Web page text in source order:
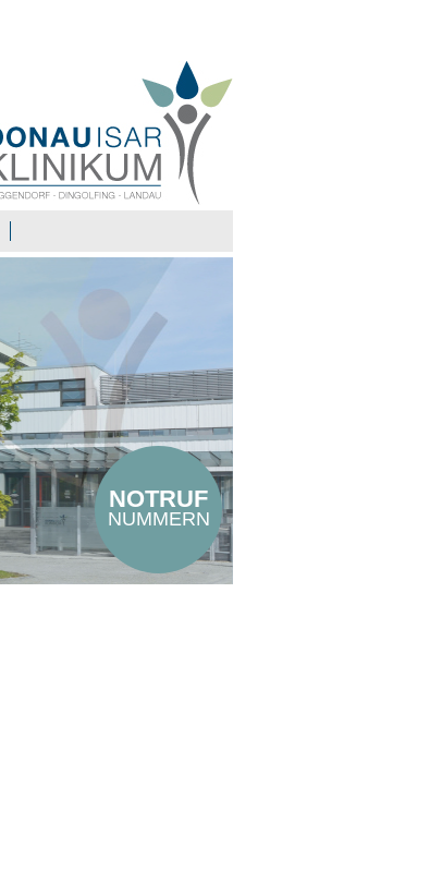
NOTRUF
NUMMERN